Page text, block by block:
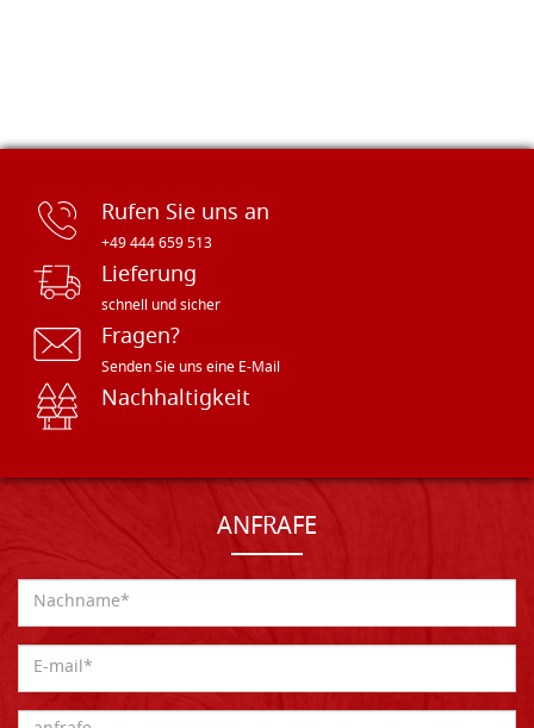
Rufen Sie uns an
+49 444 659 513
Lieferung
schnell und sicher
Fragen?
Senden Sie uns eine E-Mail
Nachhaltigkeit
ANFRAFE